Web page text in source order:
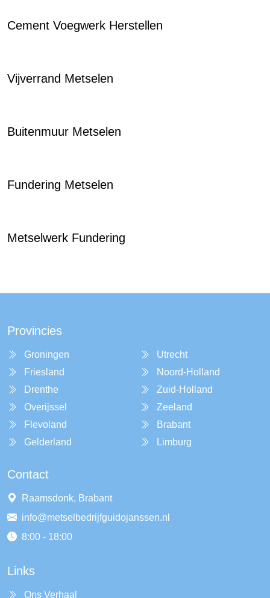
Cement Voegwerk Herstellen
Vijverrand Metselen
Buitenmuur Metselen
Fundering Metselen
Metselwerk Fundering
Provincies
Groningen
Friesland
Drenthe
Overijssel
Flevoland
Gelderland
Utrecht
Noord-Holland
Zuid-Holland
Zeeland
Brabant
Limburg
Contact
Raamsdonk, Brabant
info@metselbedrijfguidojanssen.nl
8:00 - 18:00
Links
Ons Verhaal